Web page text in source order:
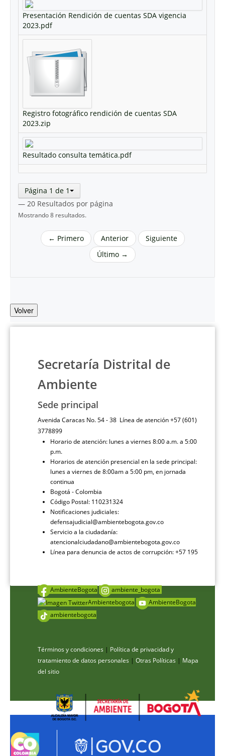
Presentación Rendición de cuentas SDA vigencia
2023.pdf
Registro fotográfico rendición de cuentas SDA
2023.zip
Resultado consulta temática.pdf
Página 1 de 1
— 20 Resultados por página
Mostrando 8 resultados.
← Primero Anterior
Siguiente
Último →
Volver
Secretaría Distrital de
Ambiente
Sede principal
Avenida Caracas No. 54 - 38 Línea de atención +57 (601)
3778899
Horario de atención: lunes a viernes 8:00 a.m. a 5:00
p.m.
Horarios de atención presencial en la sede principal:
lunes a viernes de 8:00am a 5:00 pm, en jornada
continua
Bogotá - Colombia
Código Postal: 110231324
Notificaciones judiciales:
defensajudicial@ambientebogota.gov.co
Servicio a la ciudadanía:
atencionalciudadano@ambientebogota.gov.co
Línea para denuncia de actos de corrupción: +57 195
AmbienteBogota
ambiente_bogota
Ambientebogota
AmbienteBogota
ambientebogota
Términos y condiciones | Política de privacidad y
tratamiento de datos personales | Otras Políticas | Mapa
del sitio